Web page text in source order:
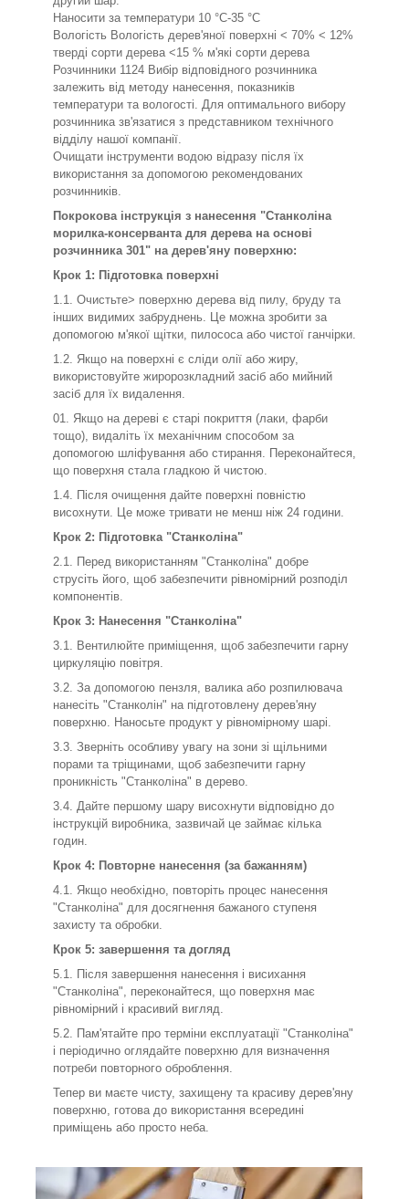
Наносити за температури 10 °C-35 °C
Вологість Вологість дерев'яної поверхні < 70% < 12%
тверді сорти дерева <15 % м'які сорти дерева
Розчинники 1124 Вибір відповідного розчинника
залежить від методу нанесення, показників
температури та вологості. Для оптимального вибору
розчинника зв'язатися з представником технічного
відділу нашої компанії.
Очищати інструменти водою відразу після їх
використання за допомогою рекомендованих
розчинників.
Покрокова інструкція з нанесення "Станколіна
морилка-консерванта для дерева на основі
розчинника 301" на дерев'яну поверхню:
Крок 1: Підготовка поверхні
1.1. Очистьте> поверхню дерева від пилу, бруду та
інших видимих забруднень. Це можна зробити за
допомогою м'якої щітки, пилососа або чистої ганчірки.
1.2. Якщо на поверхні є сліди олії або жиру,
використовуйте жиророзкладний засіб або мийний
засіб для їх видалення.
01. Якщо на дереві є старі покриття (лаки, фарби
тощо), видаліть їх механічним способом за
допомогою шліфування або стирання. Переконайтеся,
що поверхня стала гладкою й чистою.
1.4. Після очищення дайте поверхні повністю
висохнути. Це може тривати не менш ніж 24 години.
Крок 2: Підготовка "Станколіна"
2.1. Перед використанням "Станколіна" добре
струсіть його, щоб забезпечити рівномірний розподіл
компонентів.
Крок 3: Нанесення "Станколіна"
3.1. Вентилюйте приміщення, щоб забезпечити гарну
циркуляцію повітря.
3.2. За допомогою пензля, валика або розпилювача
нанесіть "Станколін" на підготовлену дерев'яну
поверхню. Наносьте продукт у рівномірному шарі.
3.3. Зверніть особливу увагу на зони зі щільними
порами та тріщинами, щоб забезпечити гарну
проникність "Станколіна" в дерево.
3.4. Дайте першому шару висохнути відповідно до
інструкцій виробника, зазвичай це займає кілька
годин.
Крок 4: Повторне нанесення (за бажанням)
4.1. Якщо необхідно, повторіть процес нанесення
"Станколіна" для досягнення бажаного ступеня
захисту та обробки.
Крок 5: завершення та догляд
5.1. Після завершення нанесення і висихання
"Станколіна", переконайтеся, що поверхня має
рівномірний і красивий вигляд.
5.2. Пам'ятайте про терміни експлуатації "Станколіна"
і періодично оглядайте поверхню для визначення
потреби повторного оброблення.
Тепер ви маєте чисту, захищену та красиву дерев'яну
поверхню, готова до використання всередині
приміщень або просто неба.